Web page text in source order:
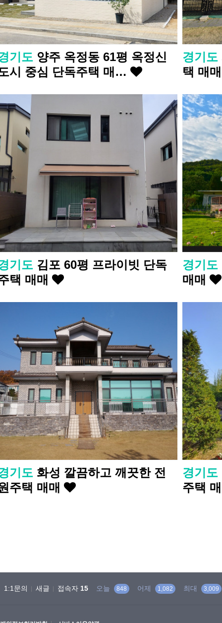
기도 양주 옥정동 61평 옥정신
시 중심 단독주택 매…
경기도
택 매
기도 김포 60평 프라이빗 단독
택 매매
경기도
매매
기도 화성 깔끔하고 깨끗한 전
주택 매매
경기도
주택
1:1문의 새글 접속자 15 오늘 848 어제 1,082 최대 3,009